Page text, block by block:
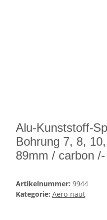
Alu-Kunststoff-
Bohrung 7, 8,
89mm / carbon
Artikelnummer: 9944
Kategorie: Aero-naut